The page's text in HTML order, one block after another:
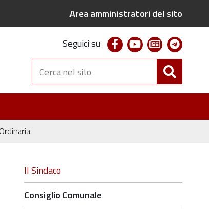
Area amministratori del sito
Seguici su facebookyoutubenewsletter
Cerca
nel
sito
Navigazione
Il Sindaco
Consiglio Comunale